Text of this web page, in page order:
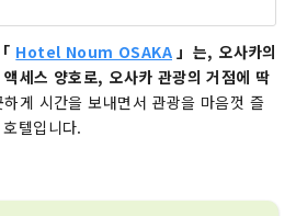
Hotel Noum OSAKA 」는, 오사카의
세스 양호로, 오사카 관광의 거점에 딱
게 시간을 보내면서 관광을 마음껏 즐
텔입니다.